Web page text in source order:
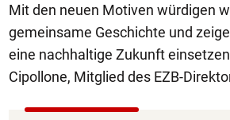
Mit den neuen Motiven würdigen
gemeinsame Geschichte und
eine nachhaltige Zukunft
Cipollone, Mitglied des EZB-